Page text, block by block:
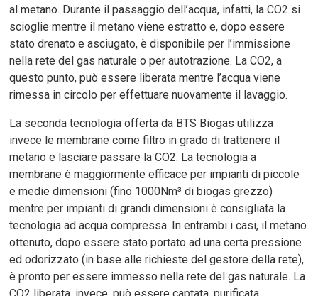
al metano. Durante il passaggio dell’acqua, infatti, la CO2 si
scioglie mentre il metano viene estratto e, dopo essere
stato drenato e asciugato, è disponibile per l’immissione
nella rete del gas naturale o per autotrazione. La CO2, a
questo punto, può essere liberata mentre l’acqua viene
rimessa in circolo per effettuare nuovamente il lavaggio.
La seconda tecnologia offerta da BTS Biogas utilizza
invece le membrane come filtro in grado di trattenere il
metano e lasciare passare la CO2. La tecnologia a
membrane è maggiormente efficace per impianti di piccole
e medie dimensioni (fino 1000Nm³ di biogas grezzo)
mentre per impianti di grandi dimensioni è consigliata la
tecnologia ad acqua compressa. In entrambi i casi, il metano
ottenuto, dopo essere stato portato ad una certa pressione
ed odorizzato (in base alle richieste del gestore della rete),
è pronto per essere immesso nella rete del gas naturale. La
CO2 liberata, invece, può essere captata, purificata